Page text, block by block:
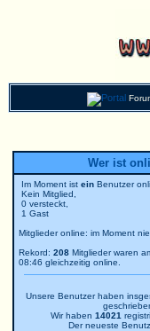
Wer ist
Im Moment ist ein Benutzer
Kein Mitglied,
0 versteckt,
1 Gast
Mitglieder online: im Moment
Rekord: 208 Mitglieder waren
08:46 gleichzeitig online.
Unsere Benutzer haben
Wir haben 14021
Der neueste